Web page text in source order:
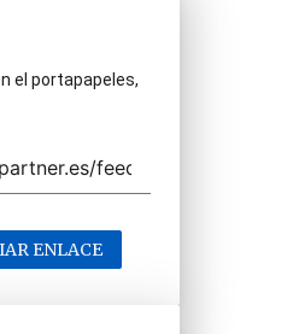
el portapapeles,
ENLACE